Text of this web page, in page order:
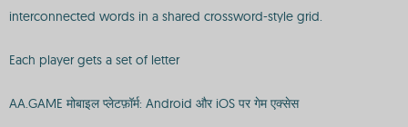
interconnected words in a shared crossword-style grid.
Each player gets a set of letter
AA.GAME मोबाइल प्लेटफ़ॉर्म: Android और iOS पर गेम एक्सेस